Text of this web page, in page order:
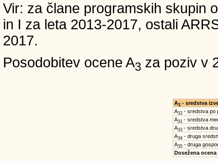
Vir: za člane programskih skupin
in I za leta 2013-2017, ostali
2017.
Posodobitev ocene A3 za poziv v
A3- sredstva
A32- sredstva po
A31 - sredstva
A33- sredstva
A34 - druga
A35- druga
Dosežena ocena